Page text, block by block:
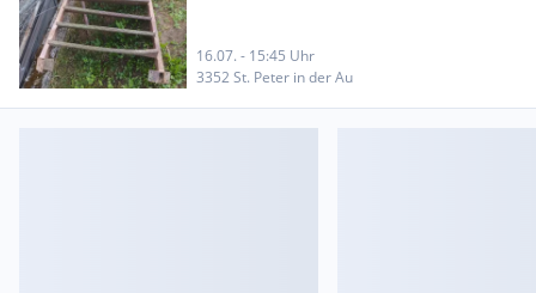
16.07. - 15:45 Uhr
3352 St. Peter in der Au